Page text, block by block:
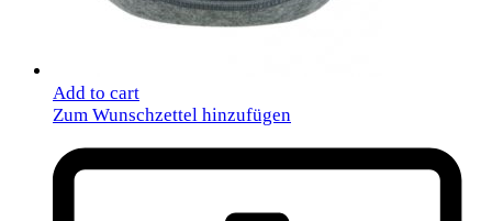
Add to cart
Zum Wunschzettel hinzufügen